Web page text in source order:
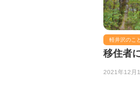
軽井沢のこと
移住者
2021年12月